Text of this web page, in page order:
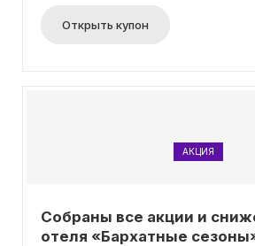
использования акции не нужно
промокод.
Открыть купон
АКЦИЯ
Собраны все акции и
отеля «Бархатные